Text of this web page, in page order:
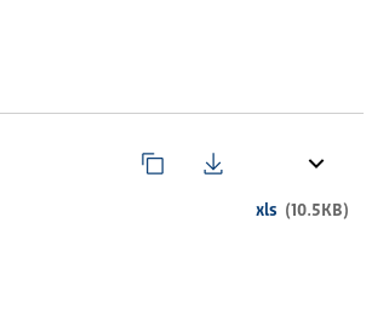
xls (10.5KB)